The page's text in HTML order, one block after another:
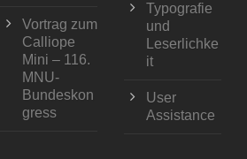
Vortrag zum
Calliope
Mini – 116.
MNU-
Bundeskon
gress
Typografie
und
Leserlichke
it
User
Assistance